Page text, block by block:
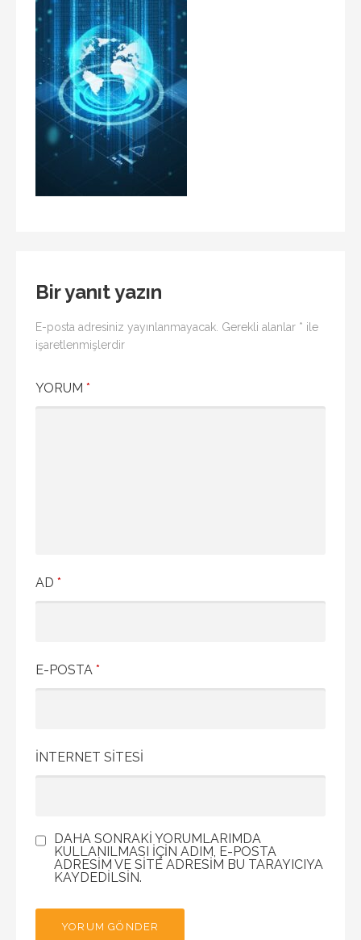
Bir yanıt yazın
E-posta adresiniz yayınlanmayacak. Gerekli alanlar * ile
işaretlenmişlerdir
YORUM *
AD *
E-POSTA *
İNTERNET SITESI
DAHA SONRAKI YORUMLARIMDA
KULLANILMASI IÇIN ADIM, E-POSTA
ADRESIM VE SITE ADRESIM BU TARAYICIYA
KAYDEDILSIN.